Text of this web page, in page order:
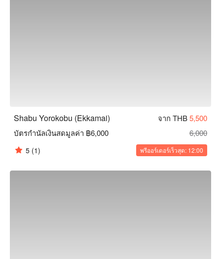
Shabu Yorokobu (Ekkamai) จาก THB5,500
บัตรกำนัลเงินสดมูลค่า ฿6,000
6,000
5 (1) พรีออร์เดอร์เร็วสุด: 12:00